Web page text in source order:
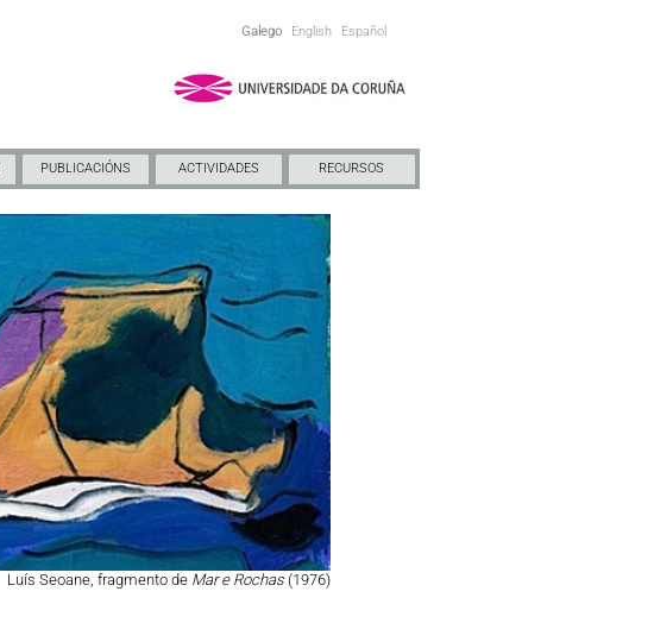
Galego English Español
PUBLICACIÓNS ACTIVIDADES RECURSOS
Luís Seoane, fragmento deMar e Rochas (1976)